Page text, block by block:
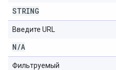
STRING
Введите URL
N/A
Фильтруемый